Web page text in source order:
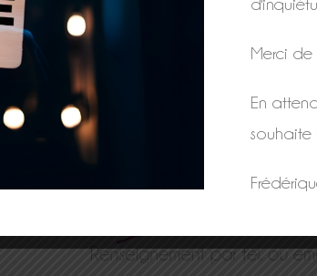
Massage Californien et Suédois
Merci de
En
souhaite